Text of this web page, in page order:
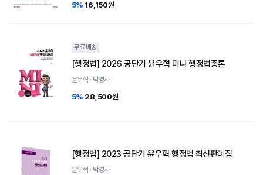
5% 16,150원
무료배송
[행정법] 2026 공단기 윤우혁 미니 행정법총론
윤우혁 · 박영사
5% 28,500원
[행정법] 2023 공단기 윤우혁 행정법 최신판례집
윤우혁 · 박영사